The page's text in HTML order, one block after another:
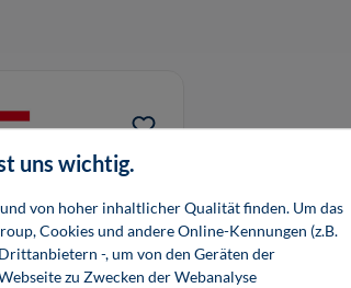
uns wichtig.
von hoher inhaltlicher Qualität finden. Um das
Cookies und andere Online-Kennungen (z.B.
-, um von den Geräten der
zu Zwecken der Webanalyse